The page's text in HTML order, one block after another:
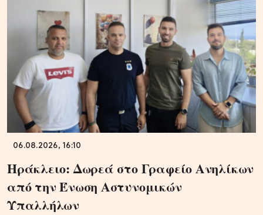
06.08.2026, 16:10
Ηράκλειο: Δωρεά στο Γραφείο Ανηλίκων
από την Ένωση Αστυνομικών
Υπαλλήλων